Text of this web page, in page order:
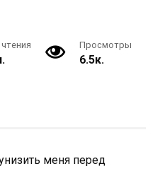
Просмотры
6.5к.
меня перед